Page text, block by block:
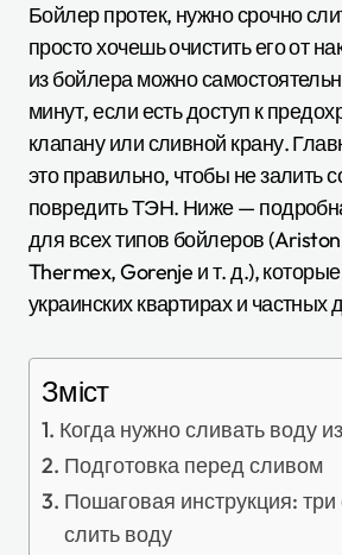
Бойлер протек, нужно срочно слить воду, или ты
просто хочешь очистить его от
из бойлера можно
минут, если есть доступ к
клапану или сливной крану.
это правильно, чтобы не залить
повредить ТЭН. Ниже —
для всех типов бойлеров
Thermex, Gorenje и т. д.),
украинских квартирах и частных
Зміст
Когда нужно сливать воду
Подготовка перед сливом
Пошаговая инструкция: три
слить воду